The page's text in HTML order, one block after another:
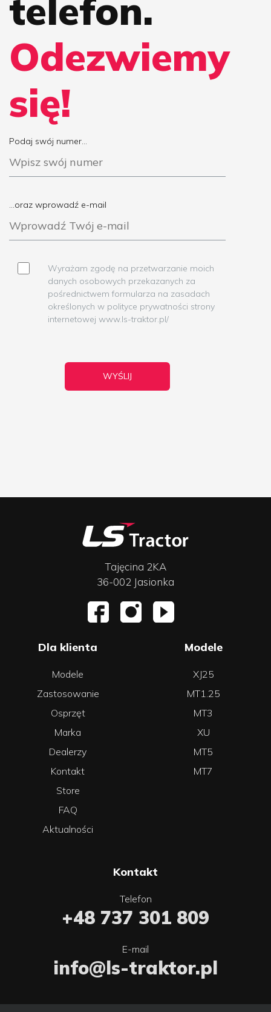
telefon.
Odezwiemy
się!
Podaj swój numer...
...oraz wprowadź e-mail
Wyrażam zgodę na przetwarzanie moich
danych osobowych przekazanych za
pośrednictwem formularza na zasadach
określonych w polityce prywatności strony
internetowej www.ls-traktor.pl/
Tajęcina 2KA
36-002 Jasionka
Dla klienta
Modele
Zastosowanie
Osprzęt
Marka
Dealerzy
Kontakt
Store
FAQ
Aktualności
Modele
XJ25
MT1.25
MT3
XU
MT5
MT7
Kontakt
Telefon
+48 737 301 809
E-mail
info@ls-traktor.pl